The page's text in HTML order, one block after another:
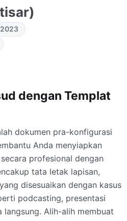
dengan Templat
dokumen pra-konfigurasi
Anda menyiapkan
profesional dengan
tata letak lapisan,
disesuaikan dengan kasus
podcasting, presentasi
Alih-alih membuat